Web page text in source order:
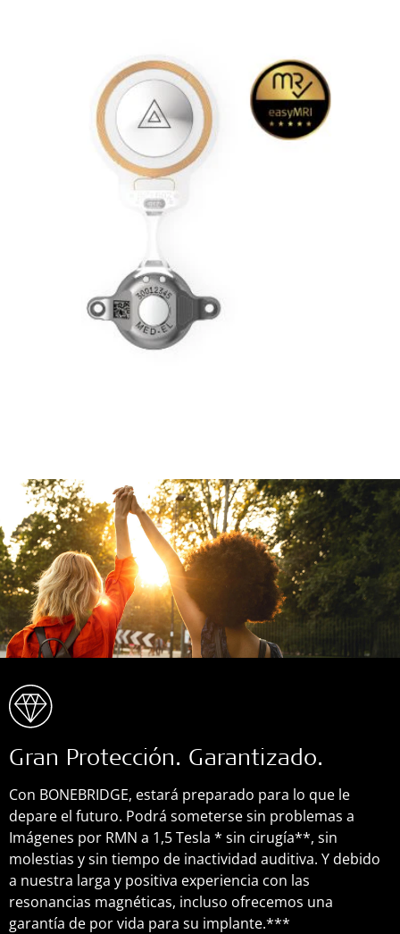
Gran Protección. Garantizado.
Con BONEBRIDGE, estará preparado para lo que le
depare el futuro. Podrá someterse sin problemas a
Imágenes por RMN a 1,5 Tesla * sin cirugía**, sin
molestias y sin tiempo de inactividad auditiva. Y debido
a nuestra larga y positiva experiencia con las
resonancias magnéticas, incluso ofrecemos una
garantía de por vida para su implante.***